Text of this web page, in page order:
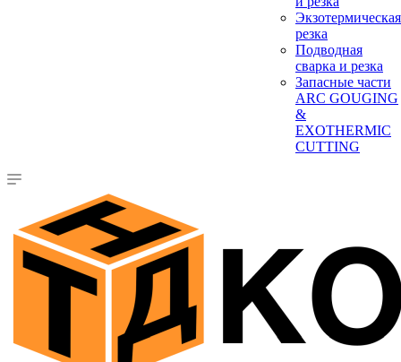
Экзотермическая
резка
Подводная
сварка и резка
Запасные части
ARC GOUGING
&
EXOTHERMIC
CUTTING